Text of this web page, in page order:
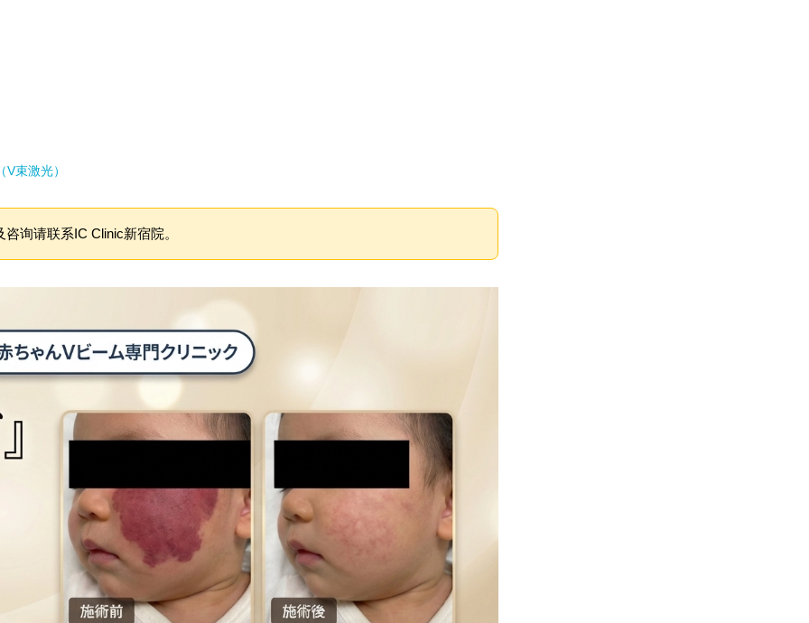
束激光）
咨询请联系IC Clinic新宿院。